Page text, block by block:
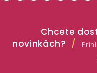
Chcete
novinkách?